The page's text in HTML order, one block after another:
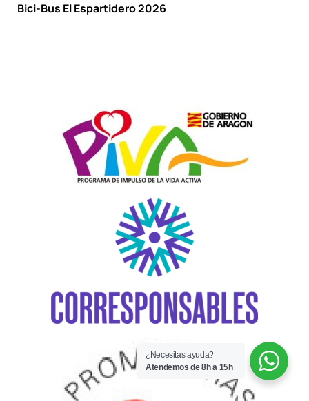
Bici-Bus El Espartidero 2026
¿Necesitas ayuda?
Atendemos de 8h a 15h